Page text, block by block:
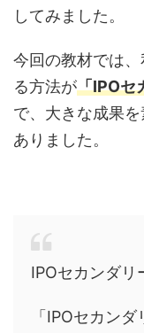
してみました。
今回の教材では
る方法が「IPOセ
で、大きな成果
ありました。
IPOセカンダリ
「IPOセカン